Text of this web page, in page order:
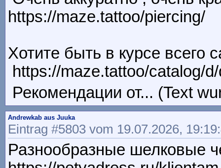
https://maze.tattoo/piercing/
Хотите быть в курсе всего
https://maze.tattoo/catalog/
Рекомендации от... (Text
Andrewkab aus Juuka
Eintrag #5803 vom 19.07.2026,
Разнообразные шелковые